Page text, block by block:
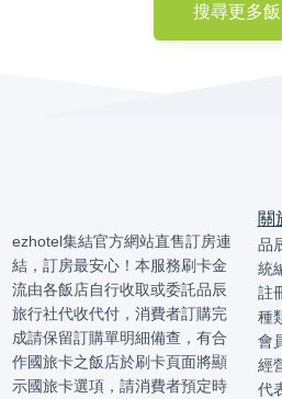
搜尋更多
ezhotel集結官方網站直售訂房連
結，訂房最安心！本服務刷卡金
流由各飯店自行收取或委託品辰
旅行社代收代付，消費者訂購完
成請保留訂購單明細備查，有合
作國旅卡之飯店於刷卡頁面將顯
示國旅卡選項，請消費者預定時
關
品
統
註
種
會
經
代